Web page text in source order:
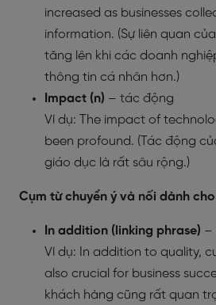
increased as businesses
information. (Sự liên quan
tăng lên khi các doanh
thông tin cá nhân hơn.)
Impact (n) – tác động
Ví dụ: The impact of
been profound. (Tác động
giáo dục là rất sâu rộng.)
Cụm từ chuyển ý và nối dành
In addition (linking phrase) –
Ví dụ: In addition to quality,
also crucial for business
khách hàng cũng rất quan